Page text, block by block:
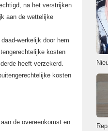
na het verstrijken
aan de wettelijke
werkelijk door hem
kosten
heeft verzekerd.
kosten
de overeenkomst en